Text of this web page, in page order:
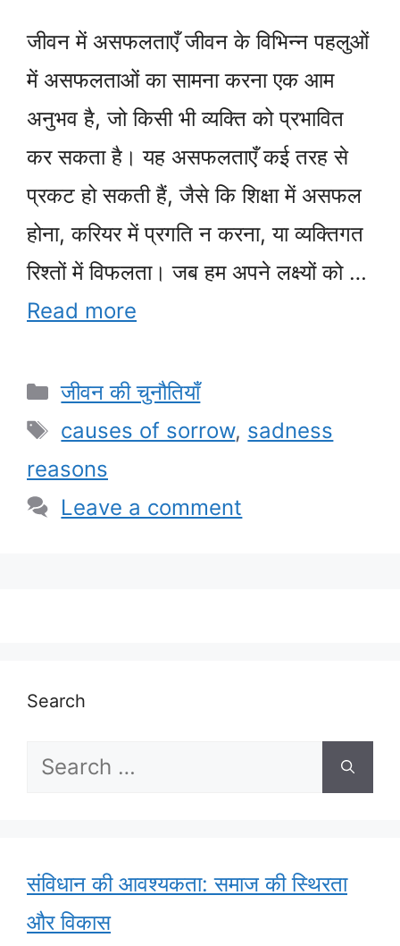
जीवन में असफलताएँ जीवन के विभिन्न पहलुओं
में असफलताओं का सामना करना एक आम
अनुभव है, जो किसी भी व्यक्ति को प्रभावित
कर सकता है। यह असफलताएँ कई तरह से
प्रकट हो सकती हैं, जैसे कि शिक्षा में असफल
होना, करियर में प्रगति न करना, या व्यक्तिगत
रिश्तों में विफलता। जब हम अपने लक्ष्यों को …
Read more
Categories
जीवन की चुनौतियाँ
Tags
causes of sorrow, sadness
reasons
Leave a comment
Search
Search
संविधान की आवश्यकता: समाज की स्थिरता
और विकास